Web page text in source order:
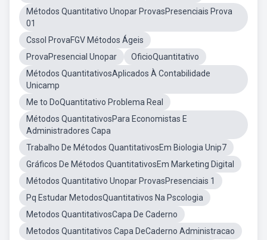
Métodos Quantitativo Unopar ProvasPresenciais Prova
01
Cssol ProvaFGV Métodos Ágeis
ProvaPresencial Unopar
OficioQuantitativo
Métodos QuantitativosAplicados À Contabilidade
Unicamp
Me to DoQuantitativo Problema Real
Métodos QuantitativosPara Economistas E
Administradores Capa
Trabalho De Métodos QuantitativosEm Biologia Unip7
Gráficos De Métodos QuantitativosEm Marketing Digital
Métodos Quantitativo Unopar ProvasPresenciais 1
Pq Estudar MetodosQuantitativos Na Pscologia
Metodos QuantitativosCapa De Caderno
Metodos Quantitativos Capa DeCaderno Administracao